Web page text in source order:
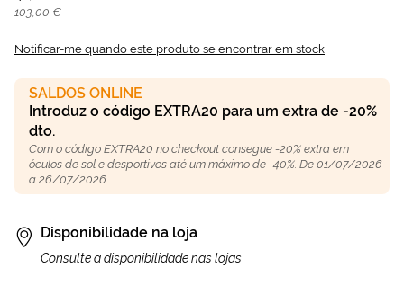
103,00 €
Notificar-me quando este produto se encontrar em stock
SALDOS ONLINE
Introduz o código EXTRA20 para um extra de -20%
dto.
Com o código EXTRA20 no checkout consegue -20% extra em
óculos de sol e desportivos até um máximo de -40%. De 01/07/2026
a 26/07/2026.
Disponibilidade na loja
Consulte a disponibilidade nas lojas